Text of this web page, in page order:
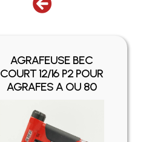
AGRAFEUSE BEC
COURT 12/16 P2 POUR
AGRAFES A OU 80